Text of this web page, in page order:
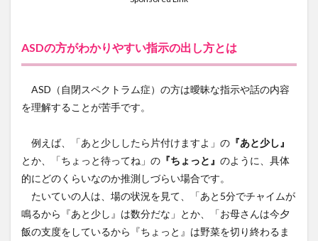
ASDの方がわかりやすい指示の出し方とは
ASD（自閉スペクトラム症）の方は曖昧な指示や話の内容
を理解することが苦手です。
例えば、「あと少ししたら片付けますよ」の 『あと少し』
とか、「ちょっと待ってね」の 『ちょっと』 のように、具体
的にどのくらいなのか推測しづらい場合です。
たいていの人は、場の状況を見て、「あと5分でチャイムが
鳴るから『あと少し』は数分だな」とか、「お母さんは今夕
飯の支度をしているから『ちょっと』は野菜を切り終わるま